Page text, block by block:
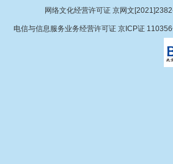
网络文化经营许可证 京网文
电信与信息服务业务经营许可证 京ICP证